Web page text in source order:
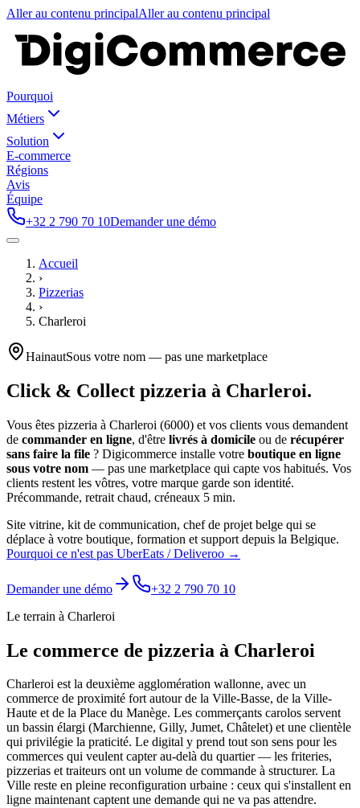
Aller au contenu principalAller au contenu principal
Pourquoi
Métiers
Solution
E-commerce
Régions
Avis
Équipe
+32 2 790 70 10Demander une démo
Accueil
›
Pizzerias
›
Charleroi
HainautSous votre nom — pas une marketplace
Click & Collect pizzeria à Charleroi.
Vous êtes pizzeria à Charleroi (6000) et vos clients vous demandent
de commander en ligne, d'être livrés à domicile ou de récupérer
sans faire la file ? Digicommerce installe votre boutique en ligne
sous votre nom — pas une marketplace qui capte vos habitués. Vos
clients restent les vôtres, votre marque garde son identité.
Précommande, retrait chaud, créneaux 5 min.
Site vitrine, kit de communication, chef de projet belge qui se
déplace à votre boutique, formation et support depuis la Belgique.
Pourquoi ce n'est pas UberEats / Deliveroo →
Demander une démo
+32 2 790 70 10
Le terrain à Charleroi
Le commerce de pizzeria à Charleroi
Charleroi est la deuxième agglomération wallonne, avec un
commerce de proximité fort autour de la Ville-Basse, de la Ville-
Haute et de la Place du Manège. Les commerçants carolos servent
un bassin élargi (Marchienne, Gilly, Jumet, Châtelet) et une clientèle
qui privilégie la praticité. Le digital y prend tout son sens pour les
commerces qui veulent capter au-delà du quartier — les friteries,
pizzerias et traiteurs ont un volume de commande à structurer. La
Ville reste en pleine reconfiguration urbaine : ceux qui s'installent en
ligne maintenant captent une demande qui ne va pas attendre.